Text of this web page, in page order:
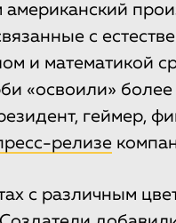
с
и математикой
«освоили»
геймер,
релизе
с различным